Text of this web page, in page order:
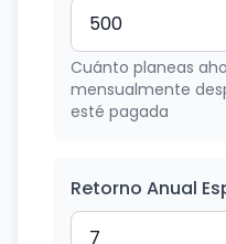
Cuánto planeas
mensualmente
esté pagada
Retorno Anual